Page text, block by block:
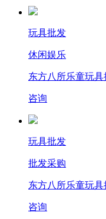
玩具批发
休闲娱乐
东方八所乐童玩
咨询
玩具批发
批发采购
东方八所乐童玩
咨询